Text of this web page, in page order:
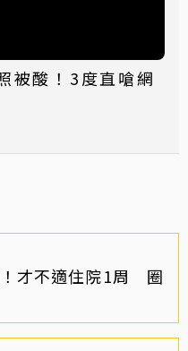
被酸！3度直嗆網
！才不適住院1周 圈